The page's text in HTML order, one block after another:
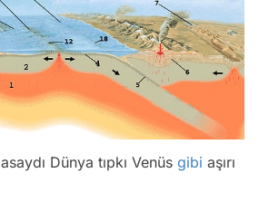
Dünya tıpkı Venüs gibi aşırı